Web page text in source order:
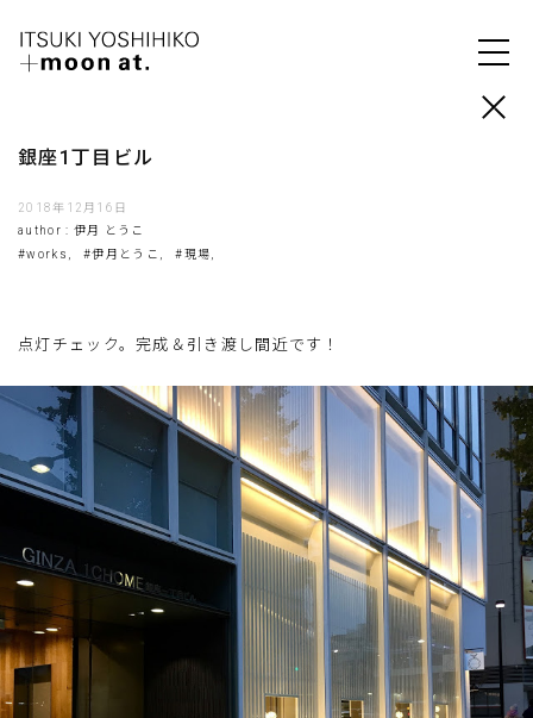
銀座1丁目ビル
2018年12月16日
author : 伊月 とうこ
#works,
#伊月とうこ, #現場,
点灯チェック。完成＆引き渡し間近です！